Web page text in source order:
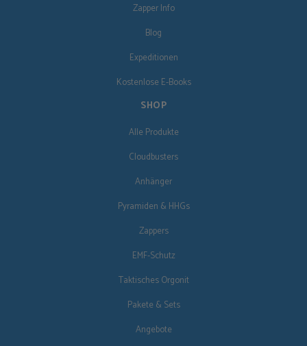
Zapper Info
Blog
Expeditionen
Kostenlose E-Books
SHOP
Alle Produkte
Cloudbusters
Anhänger
Pyramiden & HHGs
Zappers
EMF-Schutz
Taktisches Orgonit
Pakete & Sets
Angebote